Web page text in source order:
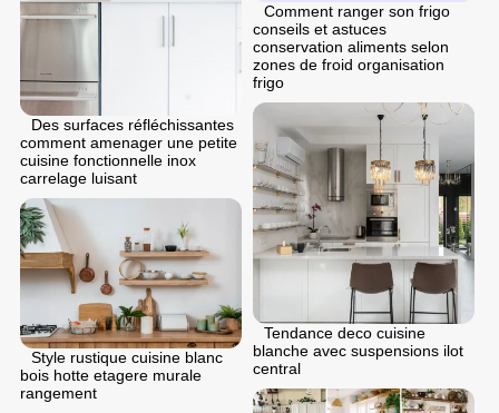
Des surfaces réfléchissantes
comment amenager une petite
cuisine fonctionnelle inox
carrelage luisant
Comment ranger son frigo
conseils et astuces
conservation aliments selon
zones de froid organisation
frigo
Tendance deco cuisine
blanche avec suspensions ilot
central
Style rustique cuisine blanc
bois hotte etagere murale
rangement